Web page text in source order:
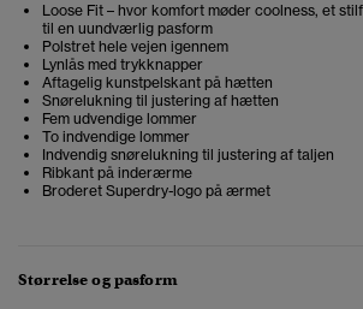
Loose Fit – hvor komfort møder coolness, et
til en uundværlig pasform
Polstret hele vejen igennem
Lynlås med trykknapper
Aftagelig kunstpelskant på hætten
Snørelukning til justering af hætten
Fem udvendige lommer
To indvendige lommer
Indvendig snørelukning til justering af taljen
Ribkant på inderærme
Broderet Superdry-logo på ærmet
Størrelse og pasform